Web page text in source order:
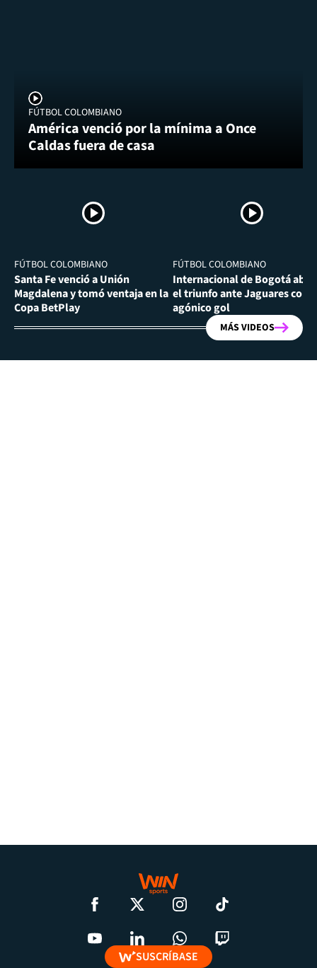
FÚTBOL COLOMBIANO
América venció por la mínima a Once
Caldas fuera de casa
FÚTBOL COLOMBIANO
Santa Fe venció a Unión
Magdalena y tomó ventaja en la
Copa BetPlay
FÚTBOL COLOMBIANO
Internacional de Bogotá
el triunfo ante Jaguares con
agónico gol
MÁS VIDEOS
SUSCRÍBASE